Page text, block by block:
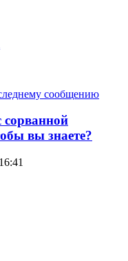
сорванной
вы знаете?